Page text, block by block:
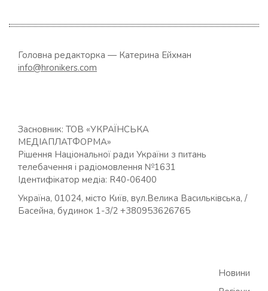
Головна редакторка — Катерина Ейхман
info@hronikers.com
Засновник: ТОВ «УКРАЇНСЬКА
МЕДІАПЛАТФОРМА»
Рішення Національної ради України з питань
телебачення і радіомовлення №1631
Ідентифікатор медіа: R40-06400
Україна, 01024, місто Київ, вул.Велика Васильківська, /
Басейна, будинок 1-3/2 +380953626765
Новини